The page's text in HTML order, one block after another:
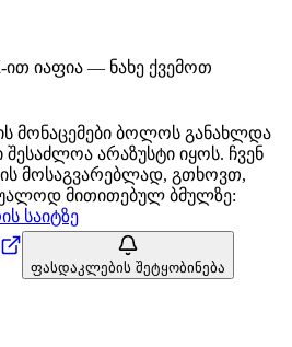
ით იაფია — ნახე ქვემოთ
მონაცემები ბოლოს განახლდა
შესაძლოა არაზუსტი იყოს. ჩვენ
მოსაგვარებლად, გთხოვთ,
მითითებულ ბმულზე:
საიტზე
ფასდაკლების შეტყობინება